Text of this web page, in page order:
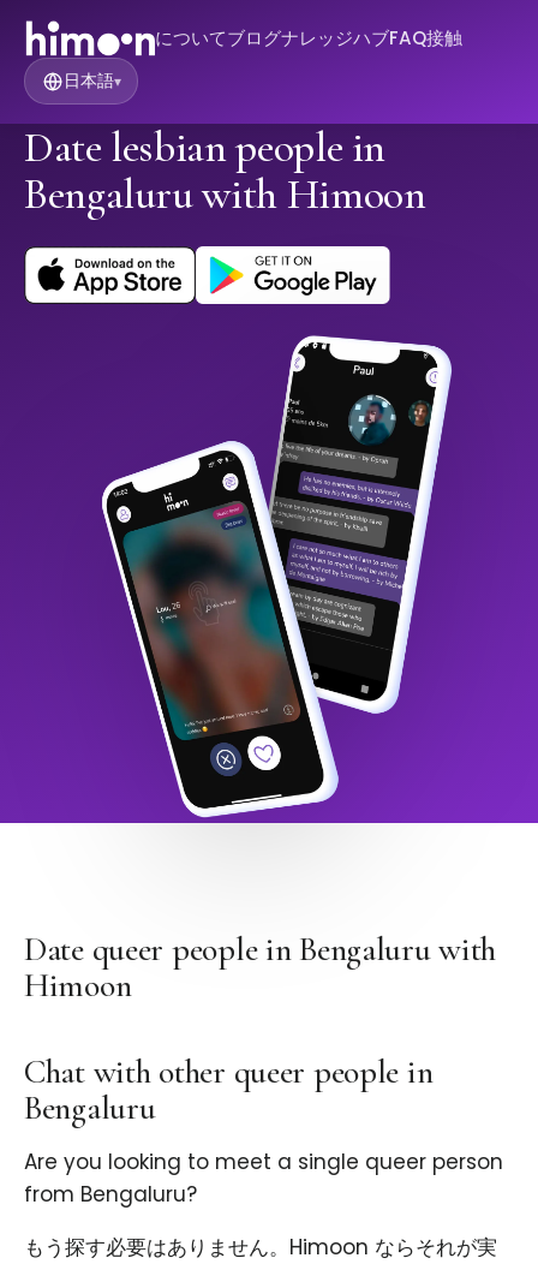
についてブログナレッジハブFAQ接触
日本語▾
Date lesbian people in
Bengaluru with Himoon
Date queer people in Bengaluru with
Himoon
Chat with other queer people in
Bengaluru
Are you looking to meet a single queer person
from Bengaluru?
もう探す必要はありません。Himoon ならそれが実